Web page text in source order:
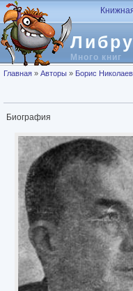
Перейти к основному
Много книг
Вы здесь
Главная » Авторы » Борис
Биография